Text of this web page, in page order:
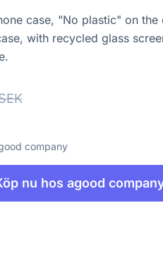
case, "No plastic" on
with recycled glass
company
nu hos agood